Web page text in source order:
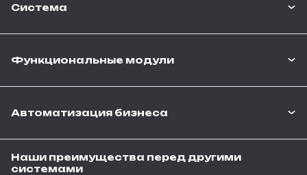
Система
Функциональные модули
Автоматизация бизнеса
Наши преимущества перед другими
системами